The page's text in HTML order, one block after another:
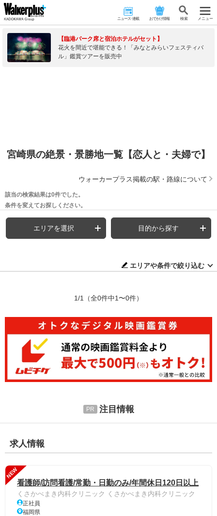
ニュース･連載 おでかけ情報 検 索 メニュー
【臨港パーク席と宿泊ホテルがセット】
花火を間近で堪能できる！「みなとみらいフェスティバ
ル」鑑賞ツアーを販売中
宮崎県の絶景・景勝地一覧【恋人と・夫婦で】
ウォーカープラス掲載の駅・路線について
該当の検索結果は0件でした。
条件を変えてお探しください。
エリアを選択 目的から探す
エリアや条件で絞り込む
1/1 （全0件中1〜0件）
注目情報
求人情報
NEW
看護師/訪問看護/常勤・日勤のみ/年間休日120日以上
くさかべまき内科クリニック くさかべまき内科クリニック
正社員
福岡県